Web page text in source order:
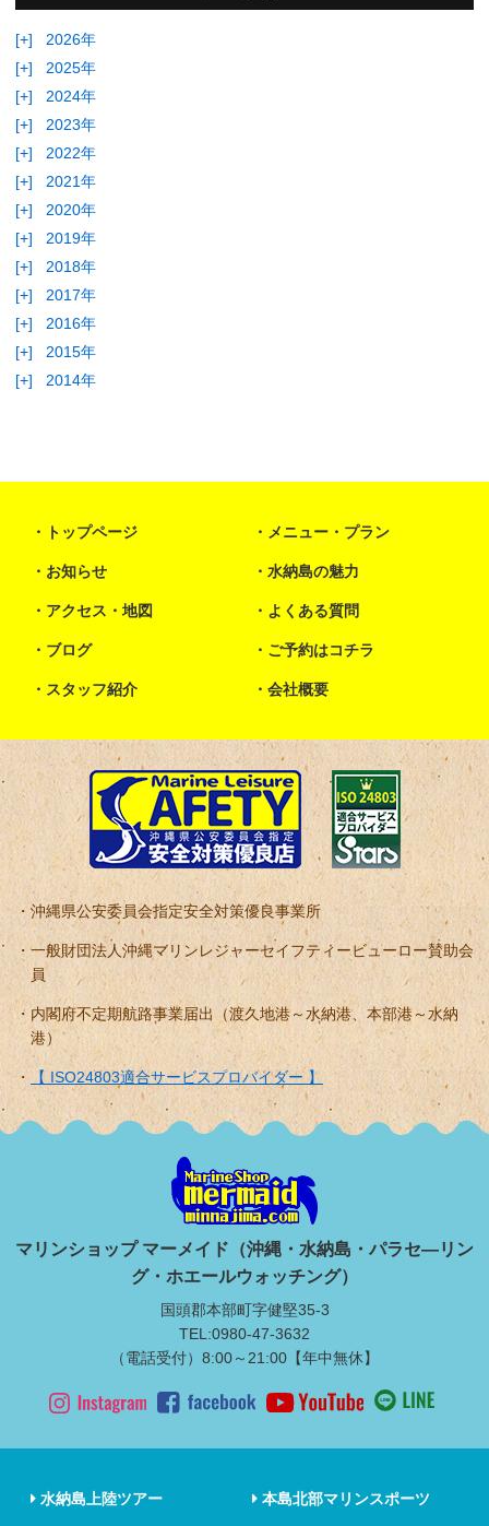
[+]
2026年
[+]
2025年
[+]
2024年
[+]
2023年
[+]
2022年
[+]
2021年
[+]
2020年
[+]
2019年
[+]
2018年
[+]
2017年
[+]
2016年
[+]
2015年
[+]
2014年
トップページ メニュー・プラン
お知らせ 水納島の魅力
アクセス・地図 よくある質問
ブログ ご予約はコチラ
スタッフ紹介 会社概要
沖縄県公安委員会指定安全対策優良事業所
一般財団法人沖縄マリンレジャーセイフティービューロー賛助会
員
内閣府不定期航路事業届出（渡久地港～水納港、本部港～水納
港）
【 ISO24803適合サービスプロバイダー 】
マリンショップ マーメイド（沖縄・水納島・パラセ―リン
グ・ホエールウォッチング）
国頭郡本部町字健堅35-3
TEL:0980-47-3632
（電話受付）8:00～21:00【年中無休】
水納島上陸ツアー 本島北部マリンスポーツ